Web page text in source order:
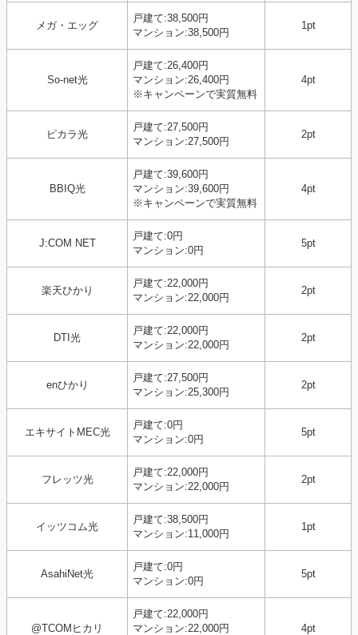
メガ・エッグ
戸建て:38,500円
マンション:38,500円
1pt
So-net光
戸建て:26,400円
マンション:26,400円
※キャンペーンで実質無料
4pt
ピカラ光
戸建て:27,500円
マンション:27,500円
2pt
BBIQ光
戸建て:39,600円
マンション:39,600円
※キャンペーンで実質無料
4pt
J:COM NET
戸建て:0円
マンション:0円
5pt
楽天ひかり
戸建て:22,000円
マンション:22,000円
2pt
DTI光
戸建て:22,000円
マンション:22,000円
2pt
enひかり
戸建て:27,500円
マンション:25,300円
2pt
エキサイトMEC光
戸建て:0円
マンション:0円
5pt
フレッツ光
戸建て:22,000円
マンション:22,000円
2pt
イッツコム光
戸建て:38,500円
マンション:11,000円
1pt
AsahiNet光
戸建て:0円
マンション:0円
5pt
@TCOMヒカリ
戸建て:22,000円
マンション:22,000円
4pt